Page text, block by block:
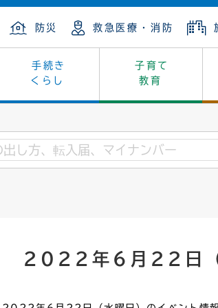
防災 救急医療・消防
手続き
くらし
子育て
教育
保険・年金
墓地・斎場
戸籍謄本・抄本
教育
学級閉鎖
福祉
保健所
文化財
はじめ
カーボンニュートラル
福祉・介護
庁舎案内
統計
情報公開・個人情報
2022年6月22日（